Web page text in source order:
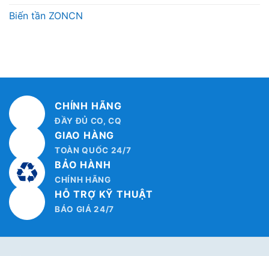
Biến tần ZONCN
CHÍNH HÃNG
ĐẦY ĐỦ CO, CQ
GIAO HÀNG
TOÀN QUỐC 24/7
BẢO HÀNH
CHÍNH HÃNG
HỖ TRỢ KỸ THUẬT
BÁO GIÁ 24/7